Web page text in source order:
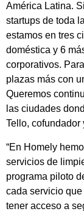
América Latina.
startups de toda
estamos en tres
doméstica y 6
corporativos.
plazas más con
Queremos
las ciudades
Tello, cofundador
“En Homely
servicios de
programa piloto
cada servicio
tener acceso a